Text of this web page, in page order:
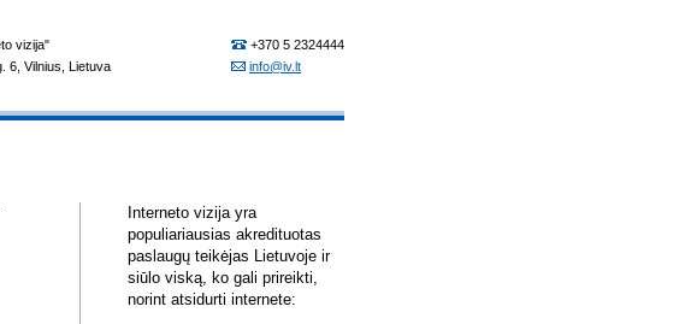
Interneto vizija yra
populiariausias akredituotas
paslaugų teikėjas Lietuvoje ir
siūlo viską, ko gali prireikti,
norint atsidurti internete: